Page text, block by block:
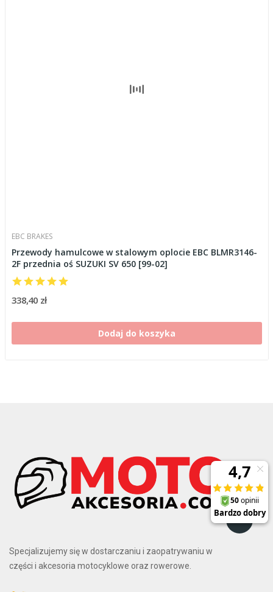
EBC BRAKES
Przewody hamulcowe w stalowym oplocie EBC BLMR3146-
2F przednia oś SUZUKI SV 650 [99-02]
338,40 zł
Dodaj do koszyka
Specjalizujemy się w dostarczaniu i zaopatrywaniu w
części i akcesoria motocyklowe oraz rowerowe.